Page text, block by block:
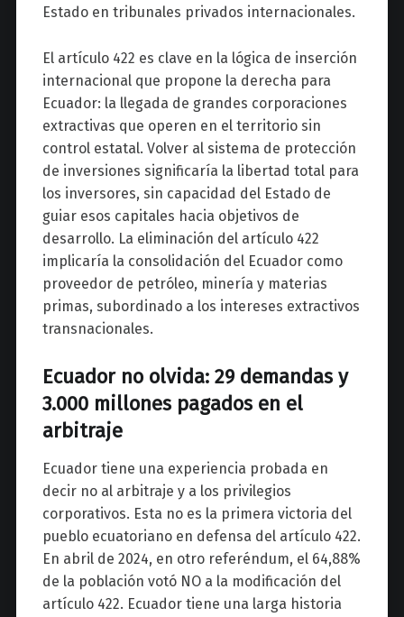
Estado en tribunales privados internacionales.
El artículo 422 es clave en la lógica de inserción
internacional que propone la derecha para
Ecuador: la llegada de grandes corporaciones
extractivas que operen en el territorio sin
control estatal. Volver al sistema de protección
de inversiones significaría la libertad total para
los inversores, sin capacidad del Estado de
guiar esos capitales hacia objetivos de
desarrollo. La eliminación del artículo 422
implicaría la consolidación del Ecuador como
proveedor de petróleo, minería y materias
primas, subordinado a los intereses extractivos
transnacionales.
Ecuador no olvida: 29 demandas y
3.000 millones pagados en el
arbitraje
Ecuador tiene una experiencia probada en
decir no al arbitraje y a los privilegios
corporativos. Esta no es la primera victoria del
pueblo ecuatoriano en defensa del artículo 422.
En abril de 2024, en otro referéndum, el 64,88%
de la población votó NO a la modificación del
artículo 422. Ecuador tiene una larga historia